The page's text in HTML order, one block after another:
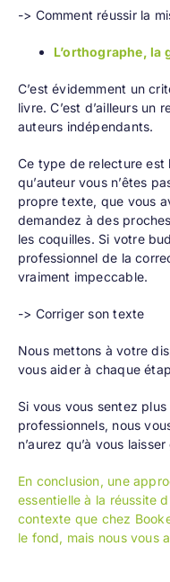
-> Comment réussir la
L’orthographe, la
C’est évidemment un
livre. C’est d’ailleurs un
auteurs indépendants.
Ce type de relecture est
qu’auteur vous n’êtes
propre texte, que vous
demandez à des
les coquilles. Si votre
professionnel de la
vraiment impeccable.
-> Corriger son texte
Nous mettons à votre
vous aider à chaque
Si vous vous sentez
professionnels, nous
n’aurez qu’à vous
En conclusion, une
essentielle à la réussite
contexte que chez
le fond, mais nous vous